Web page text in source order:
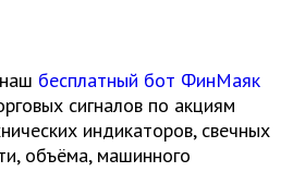
бесплатный бот ФинМаяк
сигналов по акциям
индикаторов, свечных
объёма, машинного